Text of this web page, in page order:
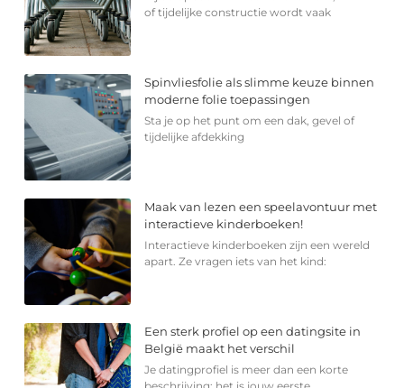
of tijdelijke constructie wordt vaak
Spinvliesfolie als slimme keuze binnen
moderne folie toepassingen
Sta je op het punt om een dak, gevel of
tijdelijke afdekking
Maak van lezen een speelavontuur met
interactieve kinderboeken!
Interactieve kinderboeken zijn een wereld
apart. Ze vragen iets van het kind:
Een sterk profiel op een datingsite in
België maakt het verschil
Je datingprofiel is meer dan een korte